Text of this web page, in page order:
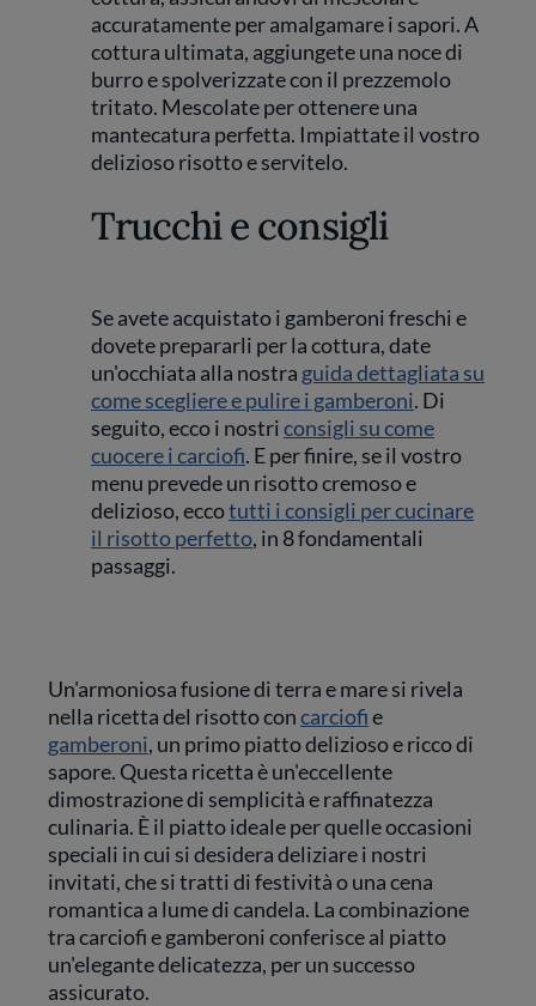
accuratamente per amalgamare i sapori. A
cottura ultimata, aggiungete una noce di
burro e spolverizzate con il prezzemolo
tritato. Mescolate per ottenere una
mantecatura perfetta. Impiattate il vostro
delizioso risotto e servitelo.
Trucchi e consigli
Se avete acquistato i gamberoni freschi e
dovete prepararli per la cottura, date
un'occhiata alla nostra guida dettagliata su
come scegliere e pulire i gamberoni. Di
seguito, ecco i nostriconsigli su come
cuocere i carciofi. E per finire, se il vostro
menu prevede un risotto cremoso e
delizioso, eccotutti i consigli per cucinare
il risotto perfetto, in 8 fondamentali
passaggi.
Un'armoniosa fusione di terra e mare si rivela
nella ricetta del risotto concarciofie
gamberoni, un primo piatto delizioso e ricco di
sapore. Questa ricetta è un'eccellente
dimostrazione di semplicità e raffinatezza
culinaria. È il piatto ideale per quelle occasioni
speciali in cui si desidera deliziare i nostri
invitati, che si tratti di festività o una cena
romantica a lume di candela. La combinazione
tra carciofi e gamberoni conferisce al piatto
un'elegante delicatezza, per un successo
assicurato.